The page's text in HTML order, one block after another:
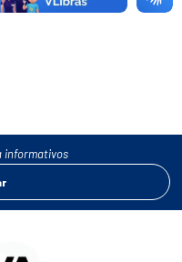
informativos